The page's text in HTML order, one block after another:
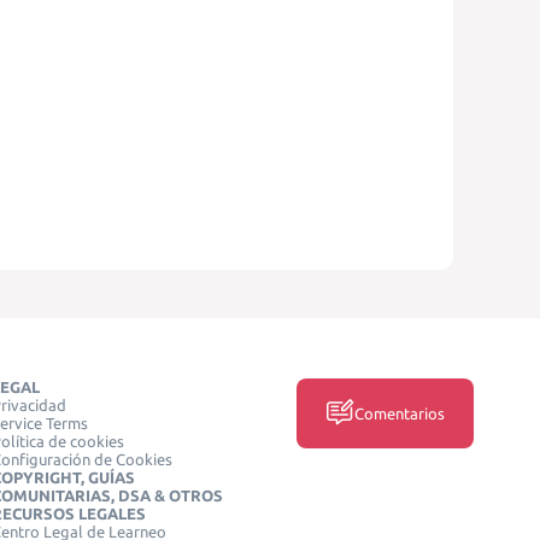
Terms
de cookies
de Cookies
GUÍAS
DSA & OTROS
LEGALES
Legal de Learneo
Comentarios